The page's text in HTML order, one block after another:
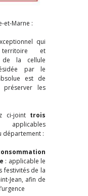
et-Marne :
qui
et
de la cellule
par le
est de
les
ci-joint trois
département :
: applicable le
festivités de la
Jean, afin de